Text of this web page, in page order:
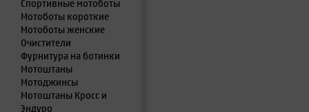
Спортивные мотоботы
Мотоботы короткие
Мотоботы женские
Очистители
Фурнитура на ботинки
Мотоштаны
Мотоджинсы
Мотоштаны Кросс и